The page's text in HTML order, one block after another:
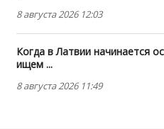
8 августа 2026 12:03
Когда в Латвии начинается
ищем ...
8 августа 2026 11:49